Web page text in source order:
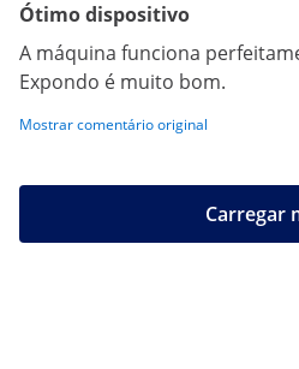
Ótimo dispositivo
A máquina funciona
Expondo é muito bom.
Mostrar comentário original
Carregar